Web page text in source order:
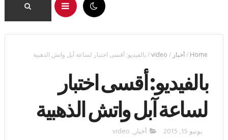
Home
/أخبار /
video
/ بالفيديو: أقسى اختبار لساعة آبل واتش الذهبية
بالفيديو: أقسى اختبار
لساعة آبل واتش الذهبية
يونيو 15, 2015 أخبار ,
video